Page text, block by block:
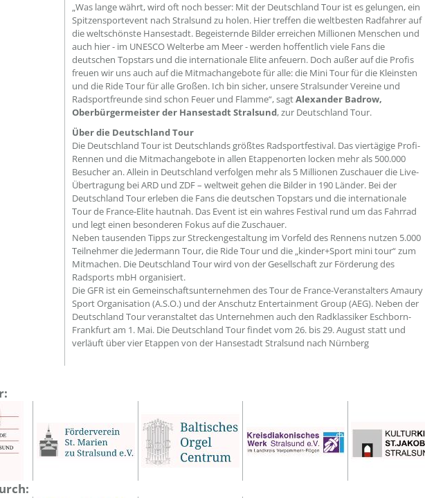
„Was lange währt, wird oft noch besser: Mit der Deutschland Tour ist es gelungen, ein
Spitzensportevent nach Stralsund zu holen. Hier treffen die weltbesten Radfahrer auf
die weltschönste Hansestadt. Begeisternde Bilder erreichen Millionen Menschen und
auch hier - im UNESCO Welterbe am Meer - werden hoffentlich viele Fans die
deutschen Topstars und die internationale Elite anfeuern. Doch außer auf die Profis
freuen wir uns auch auf die Mitmachangebote für alle: die Mini Tour für die Kleinsten
und die Ride Tour für alle Großen. Ich bin sicher, unsere Stralsunder Vereine und
Radsportfreunde sind schon Feuer und Flamme“, sagtAlexander Badrow,
Oberbürgermeister der Hansestadt Stralsund, zur Deutschland Tour.
Über die Deutschland Tour
Die Deutschland Tour ist Deutschlands größtes Radsportfestival. Das viertägige Profi-
Rennen und die Mitmachangebote in allen Etappenorten locken mehr als 500.000
Besucher an. Allein in Deutschland verfolgen mehr als 5 Millionen Zuschauer die Live-
Übertragung bei ARD und ZDF – weltweit gehen die Bilder in 190 Länder. Bei der
Deutschland Tour erleben die Fans die deutschen Topstars und die internationale
Tour de France-Elite hautnah. Das Event ist ein wahres Festival rund um das Fahrrad
und legt einen besonderen Fokus auf die Zuschauer.
Neben tausenden Tipps zur Streckengestaltung im Vorfeld des Rennens nutzen 5.000
Teilnehmer die Jedermann Tour, die Ride Tour und die „kinder+Sport mini tour“ zum
Mitmachen. Die Deutschland Tour wird von der Gesellschaft zur Förderung des
Radsports mbH organisiert.
Die GFR ist ein Gemeinschaftsunternehmen des Tour de France-Veranstalters Amaury
Sport Organisation (A.S.O.) und der Anschutz Entertainment Group (AEG). Neben der
Deutschland Tour veranstaltet das Unternehmen auch den Radklassiker Eschborn-
Frankfurt am 1. Mai. Die Deutschland Tour findet vom 26. bis 29. August statt und
verläuft über vier Etappen von der Hansestadt Stralsund nach Nürnberg